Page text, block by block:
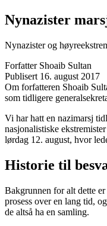
Nynazister
Nynazister og
Forfatter Shoaib Sultan
Publisert 16. august 2017
Om forfatteren Shoaib
som tidligere
Vi har hatt en nazimarsj
nasjonalistiske
lørdag 12. august, hvor
Historie til
Bakgrunnen for alt dette
prosess over en lang tid,
de altså ha en samling.